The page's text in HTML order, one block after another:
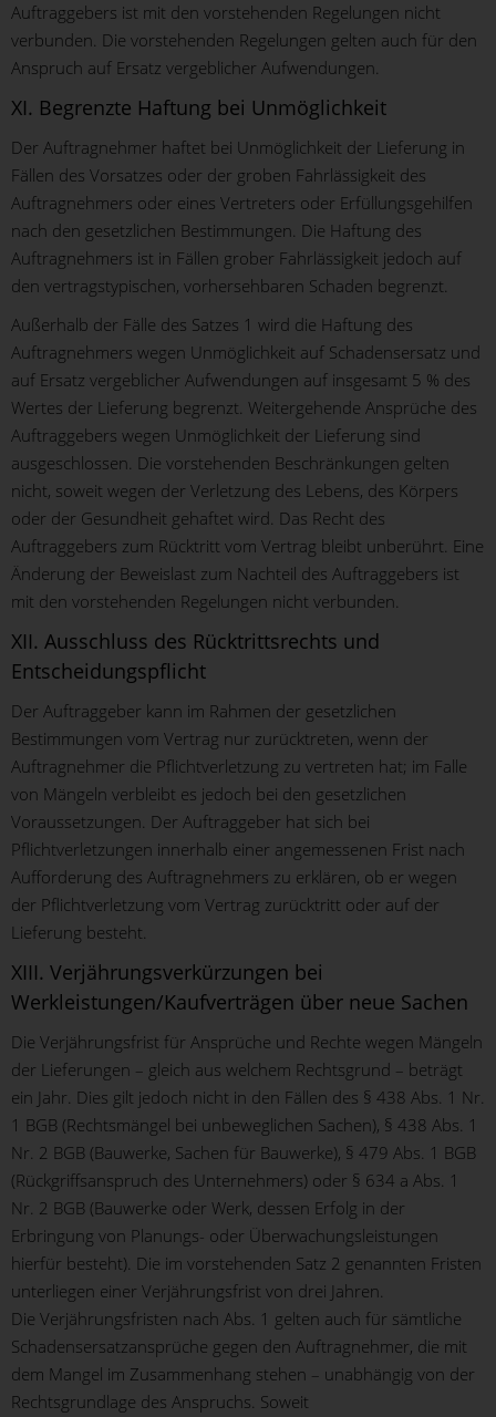
Auftraggebers ist mit den vorstehenden Regelungen nicht
verbunden. Die vorstehenden Regelungen gelten auch für den
Anspruch auf Ersatz vergeblicher Aufwendungen.
XI. Begrenzte Haftung bei Unmöglichkeit
Der Auftragnehmer haftet bei Unmöglichkeit der Lieferung in
Fällen des Vorsatzes oder der groben Fahrlässigkeit des
Auftragnehmers oder eines Vertreters oder Erfüllungsgehilfen
nach den gesetzlichen Bestimmungen. Die Haftung des
Auftragnehmers ist in Fällen grober Fahrlässigkeit jedoch auf
den vertragstypischen, vorhersehbaren Schaden begrenzt.
Außerhalb der Fälle des Satzes 1 wird die Haftung des
Auftragnehmers wegen Unmöglichkeit auf Schadensersatz und
auf Ersatz vergeblicher Aufwendungen auf insgesamt 5 % des
Wertes der Lieferung begrenzt. Weitergehende Ansprüche des
Auftraggebers wegen Unmöglichkeit der Lieferung sind
ausgeschlossen. Die vorstehenden Beschränkungen gelten
nicht, soweit wegen der Verletzung des Lebens, des Körpers
oder der Gesundheit gehaftet wird. Das Recht des
Auftraggebers zum Rücktritt vom Vertrag bleibt unberührt. Eine
Änderung der Beweislast zum Nachteil des Auftraggebers ist
mit den vorstehenden Regelungen nicht verbunden.
XII. Ausschluss des Rücktrittsrechts und
Entscheidungspflicht
Der Auftraggeber kann im Rahmen der gesetzlichen
Bestimmungen vom Vertrag nur zurücktreten, wenn der
Auftragnehmer die Pflichtverletzung zu vertreten hat; im Falle
von Mängeln verbleibt es jedoch bei den gesetzlichen
Voraussetzungen. Der Auftraggeber hat sich bei
Pflichtverletzungen innerhalb einer angemessenen Frist nach
Aufforderung des Auftragnehmers zu erklären, ob er wegen
der Pflichtverletzung vom Vertrag zurücktritt oder auf der
Lieferung besteht.
XIII. Verjährungsverkürzungen bei
Werkleistungen/Kaufverträgen über neue Sachen
Die Verjährungsfrist für Ansprüche und Rechte wegen Mängeln
der Lieferungen – gleich aus welchem Rechtsgrund – beträgt
ein Jahr. Dies gilt jedoch nicht in den Fällen des § 438 Abs. 1 Nr.
1 BGB (Rechtsmängel bei unbeweglichen Sachen), § 438 Abs. 1
Nr. 2 BGB (Bauwerke, Sachen für Bauwerke), § 479 Abs. 1 BGB
(Rückgriffsanspruch des Unternehmers) oder § 634 a Abs. 1
Nr. 2 BGB (Bauwerke oder Werk, dessen Erfolg in der
Erbringung von Planungs- oder Überwachungsleistungen
hierfür besteht). Die im vorstehenden Satz 2 genannten Fristen
unterliegen einer Verjährungsfrist von drei Jahren.
Die Verjährungsfristen nach Abs. 1 gelten auch für sämtliche
Schadensersatzansprüche gegen den Auftragnehmer, die mit
dem Mangel im Zusammenhang stehen – unabhängig von der
Rechtsgrundlage des Anspruchs. Soweit